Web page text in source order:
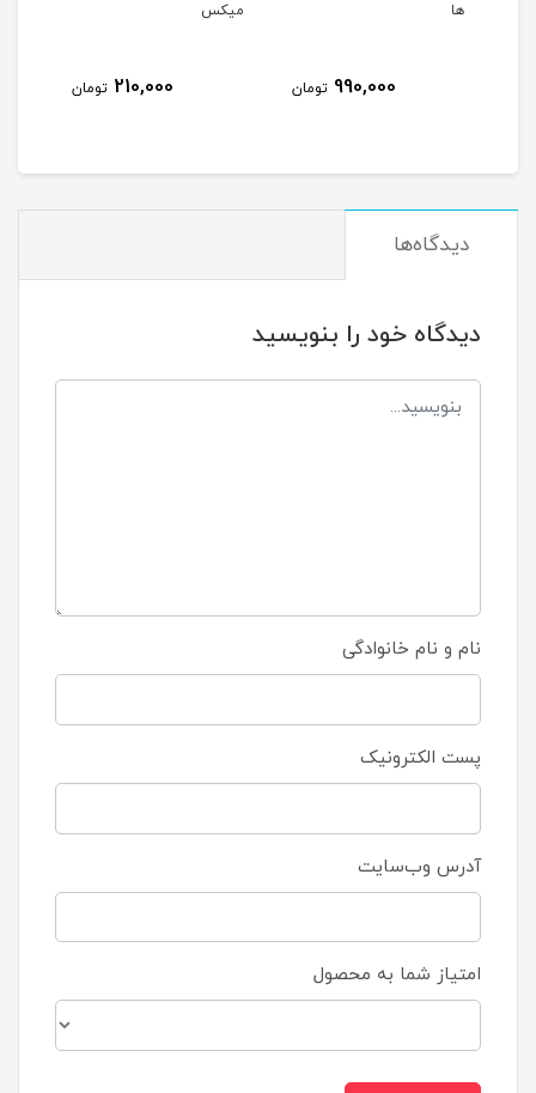
ها
990,000 تومان
میکس
210,000 تومان
دیدگاه‌ها
دیدگاه خود را بنویسید
نام و نام خانوادگی
پست الکترونیک
آدرس وب‌سایت
امتیاز شما به محصول